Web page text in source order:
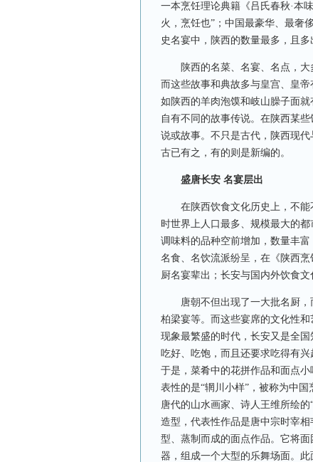
一本烹饪理论典籍《吕氏春秋·本
火，烹饪也”；中国最豪华、最奢
史名宴中，陕西的数量最多，且多
陕西的名菜、名宴、名点，大
而这些故事和典故多与皇宫、皇
如陕西的羊肉泡馍和岐山臊子面
自有不同的故事传说。在陕西某
说或故事。不只是古代，陕西现
古已有之，有的则是新编的。
盛唐长安 名宴层出
在陕西饮食文化历史上，不能
时世界上人口最多、规模最大的
调味料的品种空前增加，数量丰
名食、名饮流派纷呈，在《陕西
厨名宴辈出；长安与国内外饮食文
唐朝不但出现了一大批名厨，
柏梁宴等。而这些宴席的文化性
现象最繁盛的时代，长安又是全
吃好、吃饱，而且还要求吃得有
于是，菜肴中的花拼作品和面点
表性的是“辋川小样”，被称为中
唐代的山水画家、诗人王维所绘
造型，代表性作品是唐中宗时宰
型、蒸制而成的面点作品。它将
器，组成一个大型的乐舞场面。